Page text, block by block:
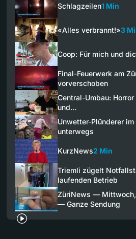
Schlagzeilen1 Min
«Alles verbrannt!»3
Coop: Für mich und
Final-Feuerwerk am
vorverschoben
Central-Umbau:
und…
Unwetter-Plünderer im
unterwegs
KurzNews2 Min
Triemli zügelt
laufenden Betrieb
ZüriNews — Mittwoch,
— Ganze Sendung